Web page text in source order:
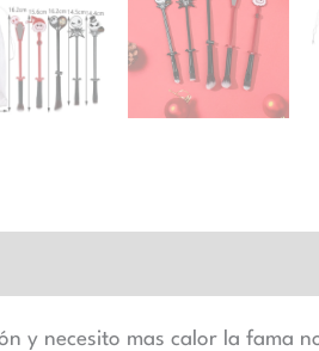
y necesito mas calor la fama